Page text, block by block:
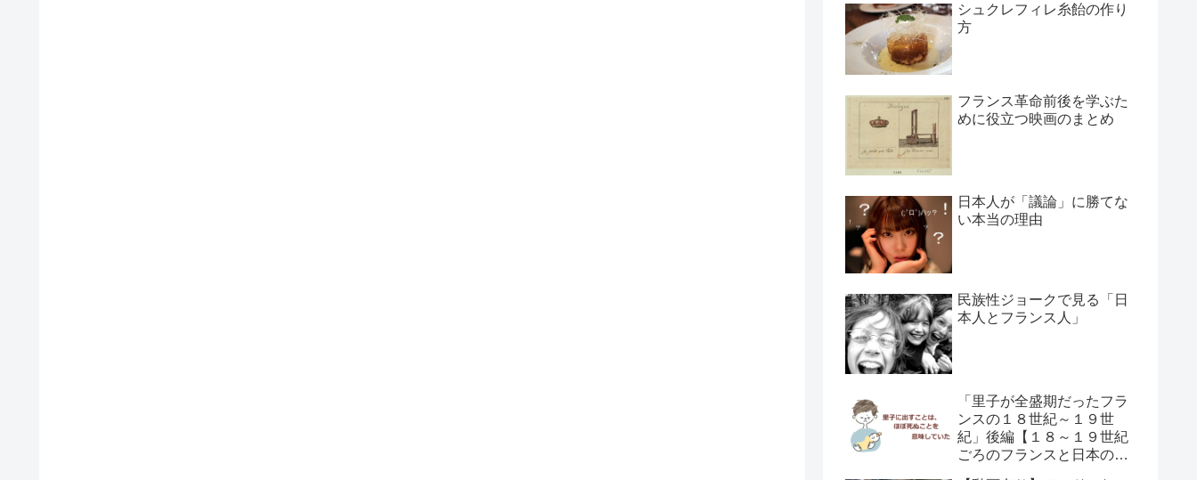
シュクレフィレ糸飴の作り
方
フランス革命前後を学ぶた
めに役立つ映画のまとめ
日本人が「議論」に勝てな
い本当の理由
民族性ジョークで見る「日
本人とフランス人」
「里子が全盛期だったフラ
ンスの１８世紀～１９世
紀」後編【１８～１９世紀
ごろのフランスと日本の子